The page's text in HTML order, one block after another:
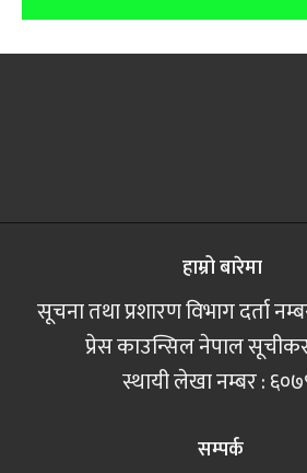
हाम्रो बारेमा
सूचना तथा प्रशारण विभाग दर्ता
प्रेस काउन्सिल नेपाल
स्थायी लेखा नम्बर :
सम्पर्क